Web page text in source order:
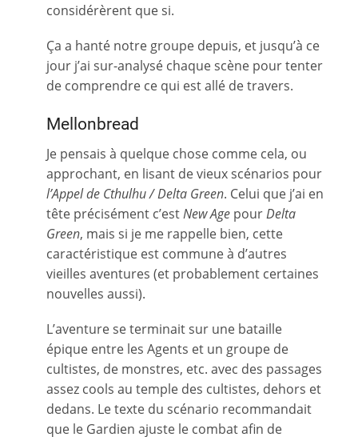
considérèrent que si.
Ça a hanté notre groupe depuis, et jusqu’à ce
jour j’ai sur-analysé chaque scène pour tenter
de comprendre ce qui est allé de travers.
Mellonbread
Je pensais à quelque chose comme cela, ou
approchant, en lisant de vieux scénarios pour
l’Appel de Cthulhu / Delta Green. Celui que j’ai en
tête précisément c’estNew Age pourDelta
Green, mais si je me rappelle bien, cette
caractéristique est commune à d’autres
vieilles aventures (et probablement certaines
nouvelles aussi).
L’aventure se terminait sur une bataille
épique entre les Agents et un groupe de
cultistes, de monstres, etc. avec des passages
assez cools au temple des cultistes, dehors et
dedans. Le texte du scénario recommandait
que le Gardien ajuste le combat afin de